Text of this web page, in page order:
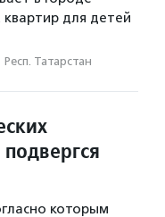
для детей
Респ. Татарстан
которым